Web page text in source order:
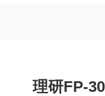
理研FP-